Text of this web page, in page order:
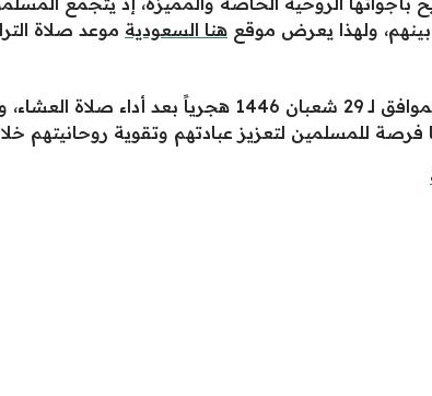
بينهم، ولهذا يعرض موقع هنا السعودية موعد صلاة
تبدأ صلاة التراويح من ليلة 10 مارس 2025 الموافق لـ
فرصة للمسلمين لتعزيز عبادتهم وتقوية روحانيتهم